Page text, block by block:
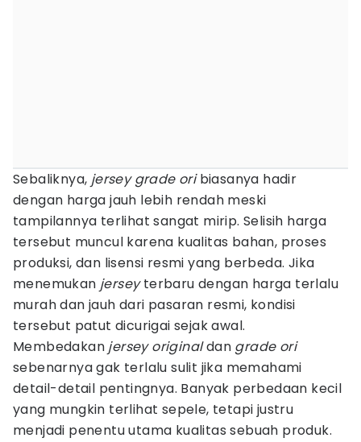
Sebaliknya, jersey grade oribiasanya hadir
dengan harga jauh lebih rendah meski
tampilannya terlihat sangat mirip. Selisih harga
tersebut muncul karena kualitas bahan, proses
produksi, dan lisensi resmi yang berbeda. Jika
menemukan jerseyterbaru dengan harga terlalu
murah dan jauh dari pasaran resmi, kondisi
tersebut patut dicurigai sejak awal.
Membedakan jersey originaldan grade ori
sebenarnya gak terlalu sulit jika memahami
detail-detail pentingnya. Banyak perbedaan kecil
yang mungkin terlihat sepele, tetapi justru
menjadi penentu utama kualitas sebuah produk.